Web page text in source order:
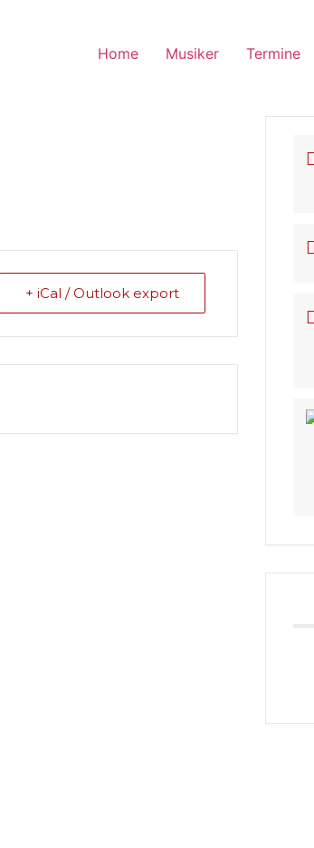
Home Musiker Termine
+ iCal / Outlook export